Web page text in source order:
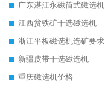
广东湛江永磁筒式磁选机
江西贫铁矿干选磁选机
浙江平板磁选机选矿要求
新疆皮带干选磁选机
重庆磁选机价格